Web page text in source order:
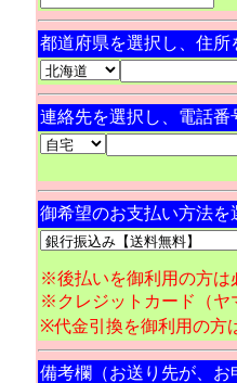
都道府県を選択し、住所
連絡先を選択し、電話番
御希望のお支払い方法を
※後払いを御利用の方は
※クレジットカード（ヤ
※代金引換を御利用の方
備考欄（お送り先が、